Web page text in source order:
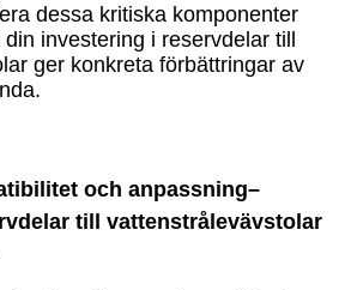
dessa kritiska komponenter
investering i reservdelar till
ger konkreta förbättringar av
och anpassning–
till vattenstrålevävstolar